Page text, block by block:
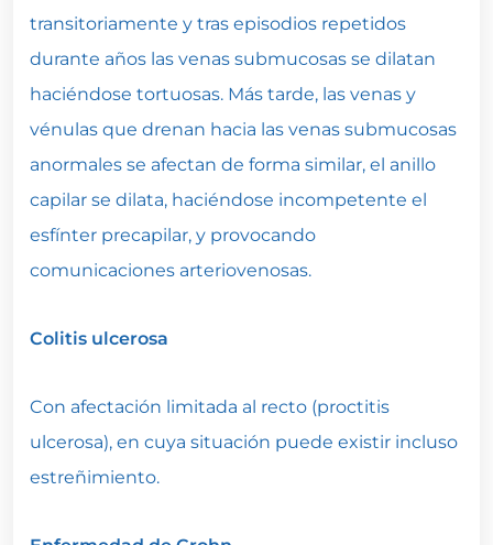
transitoriamente y tras episodios repetidos
durante años las venas submucosas se dilatan
haciéndose tortuosas. Más tarde, las venas y
vénulas que drenan hacia las venas submucosas
anormales se afectan de forma similar, el anillo
capilar se dilata, haciéndose incompetente el
esfínter precapilar, y provocando
comunicaciones arteriovenosas.
Colitis ulcerosa
Con afectación limitada al recto (proctitis
ulcerosa), en cuya situación puede existir incluso
estreñimiento.